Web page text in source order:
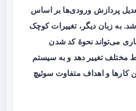
پردازش ورودی‌ها بر اساس
به زبان دیگر، تغییرات کوچک
می‌تواند نحوهٔ کد شدن
مختلف تغییر دهد و به سیستم
کارها و اهداف متفاوت سوئیچ